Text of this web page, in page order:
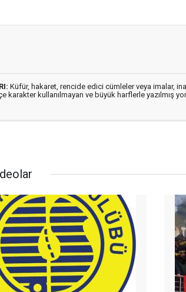
Küfür, hakaret, rencide edici cümleler veya imalar,
karakter kullanılmayan ve büyük harflerle yazılmış